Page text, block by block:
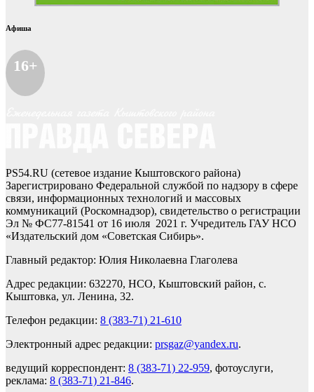
Афиша
16+
PS54.RU (сетевое издание Кыштовского района)
Зарегистрировано Федеральной службой по надзору в сфере
связи, информационных технологий и массовых
коммуникаций (Роскомнадзор), свидетельство о регистрации
Эл № ФС77-81541 от 16 июля 2021 г. Учредитель ГАУ НСО
«Издательский дом «Советская Сибирь».
Главный редактор: Юлия Николаевна Глаголева
Адрес редакции: 632270, НСО, Кыштовский район, с.
Кыштовка, ул. Ленина, 32.
Телефон редакции: 8 (383-71) 21-610
Электронный адрес редакции: prsgaz@yandex.ru.
ведущий корреспондент: 8 (383-71) 22-959, фотоуслуги,
реклама: 8 (383-71) 21-846.